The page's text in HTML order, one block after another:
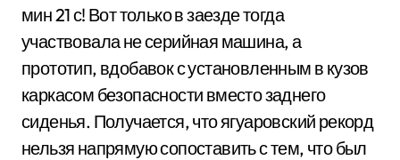
мин 21 с! Вот только в заезде тогда
участвовала не серийная машина, а
прототип, вдобавок с установленным в кузов
каркасом безопасности вместо заднего
сиденья. Получается, что ягуаровский рекорд
нельзя напрямую сопоставить с тем, что был